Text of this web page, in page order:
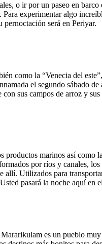
o ir por un paseo en
experimentar algo
será en Periyar.
como la “Venecia del
el segundo sábado de
sus campos de arroz y
marinos así como
por ríos y canales,
Utilizados para
pasará la noche aquí en
es un pueblo